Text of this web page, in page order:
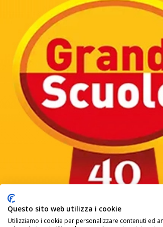
Questo sito web utilizza i cookie
Utilizziamo i cookie per personalizzare contenuti ed